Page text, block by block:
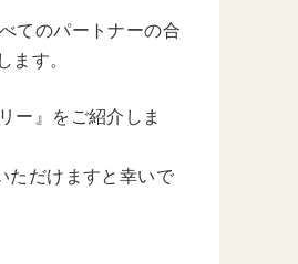
てのパートナーの合
す。
ー』をご紹介しま
ただけますと幸いで